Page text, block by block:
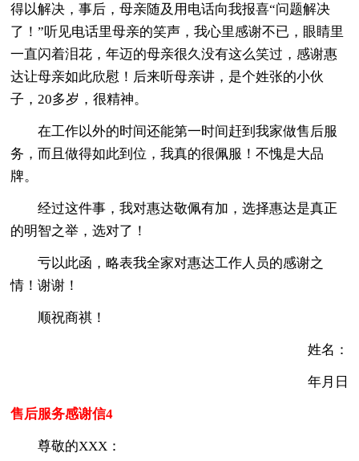
得以解决，事后，母亲随及用电话向我报喜“问题解决
了！”听见电话里母亲的笑声，我心里感谢不已，眼睛里
一直闪着泪花，年迈的母亲很久没有这么笑过，感谢惠
达让母亲如此欣慰！后来听母亲讲，是个姓张的小伙
子，20多岁，很精神。
在工作以外的时间还能第一时间赶到我家做售后服
务，而且做得如此到位，我真的很佩服！不愧是大品
牌。
经过这件事，我对惠达敬佩有加，选择惠达是真正
的明智之举，选对了！
亏以此函，略表我全家对惠达工作人员的感谢之
情！谢谢！
顺祝商祺！
姓名：
年月日
售后服务感谢信4
尊敬的XXX：